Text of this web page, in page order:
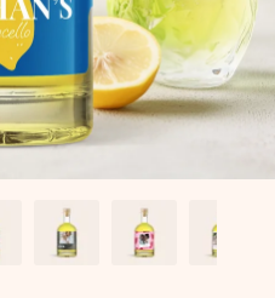
složitosti, jen spousta